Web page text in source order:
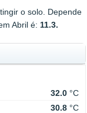
o solo. Depende
Abril é: 11.3.
32.0 °C
30.8 °C